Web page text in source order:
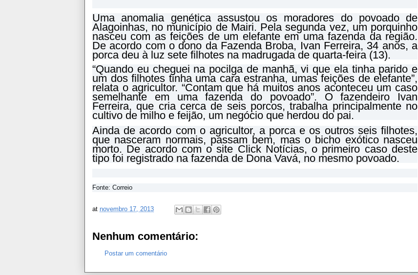
Uma anomalia genética assustou os moradores do povoado de
Alagoinhas, no município de Mairi. Pela segunda vez, um porquinho
nasceu com as feições de um elefante em uma fazenda da região.
De acordo com o dono da Fazenda Broba, Ivan Ferreira, 34 anos, a
porca deu à luz sete filhotes na madrugada de quarta-feira (13).
“Quando eu cheguei na pocilga de manhã, vi que ela tinha parido e
um dos filhotes tinha uma cara estranha, umas feições de elefante”,
relata o agricultor. “Contam que há muitos anos aconteceu um caso
semelhante em uma fazenda do povoado”. O fazendeiro Ivan
Ferreira, que cria cerca de seis porcos, trabalha principalmente no
cultivo de milho e feijão, um negócio que herdou do pai.
Ainda de acordo com o agricultor, a porca e os outros seis filhotes,
que nasceram normais, passam bem, mas o bicho exótico nasceu
morto. De acordo com o site Click Notícias, o primeiro caso deste
tipo foi registrado na fazenda de Dona Vavá, no mesmo povoado.
Fonte: Correio
at novembro 17, 2013
Nenhum comentário:
Postar um comentário